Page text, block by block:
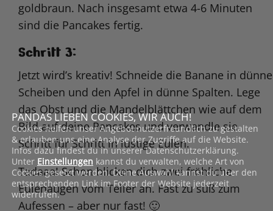
goldbraun. Nach insgesamt etwa 4-6 Minuten
sind die Pancakes fertig.
Schritt 3:
Jetzt wird’s kreativ! Schneide die Banane in dünne
Scheiben und den Apfel in dünne Spalten. Lege
das Obst und die Mandelblättchen wie auf dem
Bild auf deine Pancakes und verwandle sie
Schritt für Schritt in lustige Eulen.
Tadaaa! Schon blicken dich zwei fröhliche
Eulenaugen vom Teller an. Fast zu süß zum
Aufessen – aber nur fast! 🙂
PANDAS LIEBEN COOKIES, WIR AUCH!
Cookies helfen unser Angebot nutzerfreundlich zu gestalten
& erlauben uns eine Analyse der Zugriffe auf die Website.
Infos dazu findest du in unserer Datenschutzerklärung.
Unter Einstellungen kannst du verwalten, welche Art von
Cookies gesetzt werden. Deine Auswahl kannst du über den
entsprechenden Link im Footer der Website jederzeit
widerrufen.